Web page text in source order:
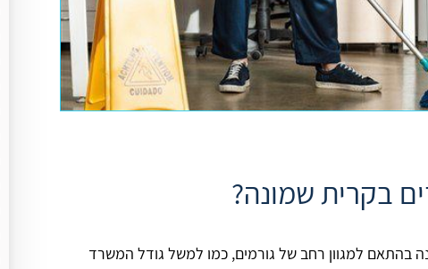
בקרית שמונה?
בהתאם למגוון רחב של גורמים, כמו למשל גודל המשרד